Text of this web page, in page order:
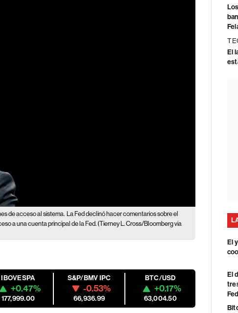
de acceso al sistema. La Fed declinó hacer comentarios sobre el
a una cuenta principal de la Fed. (Tierney L. Cross/Bloomberg via
IBOVESPA
+0.47%
177,999.00
S&P/BMV IPC
-0.53%
66,936.99
BTC/USD
+0.17%
63,004.50
El
El
El
Fed